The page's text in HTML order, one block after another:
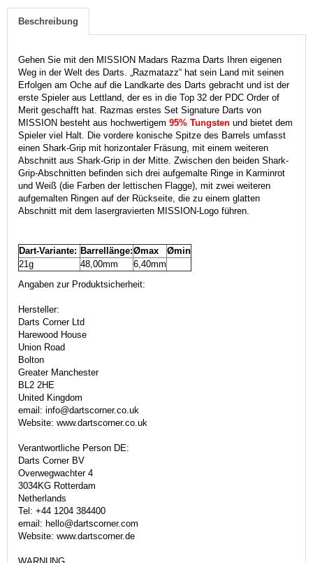
Beschreibung
Gehen Sie mit den MISSION Madars Razma Darts Ihren eigenen
Weg in der Welt des Darts.
„Razmatazz“ hat sein Land mit seinen
Erfolgen am Oche auf die Landkarte des Darts gebracht und ist der
erste Spieler aus Lettland, der es in die Top 32 der PDC Order of
Merit geschafft hat. Razmas erstes Set Signature Darts von
MISSION besteht aus hochwertigem 95% Tungsten und bietet dem
Spieler viel Halt. Die vordere konische Spitze des Barrels umfasst
einen Shark-Grip mit horizontaler Fräsung, mit einem weiteren
Abschnitt aus Shark-Grip in der Mitte. Zwischen den beiden Shark-
Grip-Abschnitten befinden sich drei aufgemalte Ringe in Karminrot
und Weiß (die Farben der lettischen Flagge), mit zwei weiteren
aufgemalten Ringen auf der Rückseite, die zu einem glatten
Abschnitt mit dem lasergravierten MISSION-Logo führen.
Dart-Variante: Barrellänge:Ømax
Ømin
21g
48,00mm
6,40mm
Angaben zur Produktsicherheit:
Hersteller:
Darts Corner Ltd
Harewood House
Union Road
Bolton
Greater Manchester
BL2 2HE
United Kingdom
email: info@dartscorner.co.uk
Website: www.dartscorner.co.uk
Verantwortliche Person DE:
Darts Corner BV
Overwegwachter 4
3034KG Rotterdam
Netherlands
Tel: +44 1204 384400
email: hello@dartscorner.com
Website: www.dartscorner.de
WARNUNG